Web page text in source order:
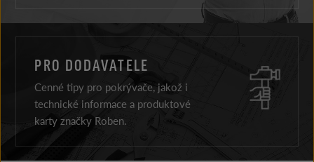
PRO DODAVATELE
Cenné tipy pro pokrývače, jakož i
technické informace a produktové
karty značky Roben.